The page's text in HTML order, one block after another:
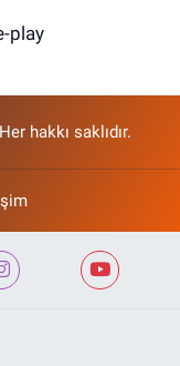
hakkı saklıdır.